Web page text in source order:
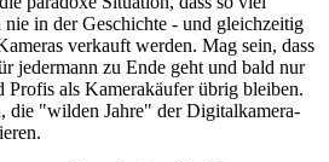
in der Geschichte - und gleichzeitig
verkauft werden. Mag sein, dass
jedermann zu Ende geht und bald nur
als Kamerakäufer übrig bleiben.
die "wilden Jahre" der Digitalkamera-